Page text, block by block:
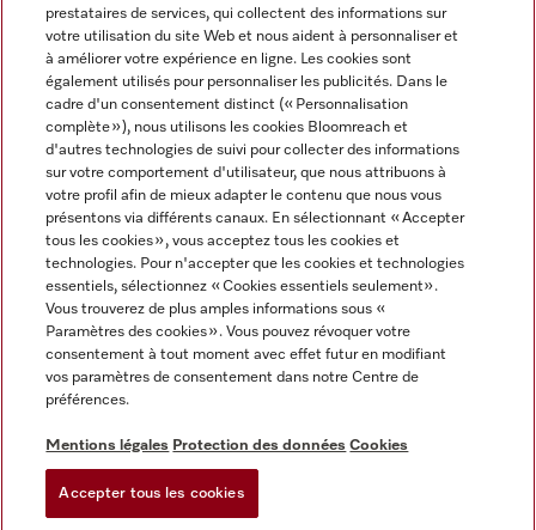
Informations légales
CGV
Conditions d’utilisation
Déclaration d'accessibilité
Digital Services Act
Miele sur Instagram
Miele sur Youtube
prestataires de services, qui collectent des informations sur
votre utilisation du site Web et nous aident à personnaliser et
à améliorer votre expérience en ligne. Les cookies sont
également utilisés pour personnaliser les publicités. Dans le
cadre d'un consentement distinct (« Personnalisation
complète »), nous utilisons les cookies Bloomreach et
d'autres technologies de suivi pour collecter des informations
sur votre comportement d'utilisateur, que nous attribuons à
votre profil afin de mieux adapter le contenu que nous vous
présentons via différents canaux. En sélectionnant « Accepter
tous les cookies », vous acceptez tous les cookies et
technologies. Pour n'accepter que les cookies et technologies
essentiels, sélectionnez « Cookies essentiels seulement».
Vous trouverez de plus amples informations sous «
Paramètres des cookies ». Vous pouvez révoquer votre
consentement à tout moment avec effet futur en modifiant
vos paramètres de consentement dans notre Centre de
préférences.
Mentions légales Protection des données Cookies
Accepter tous les cookies